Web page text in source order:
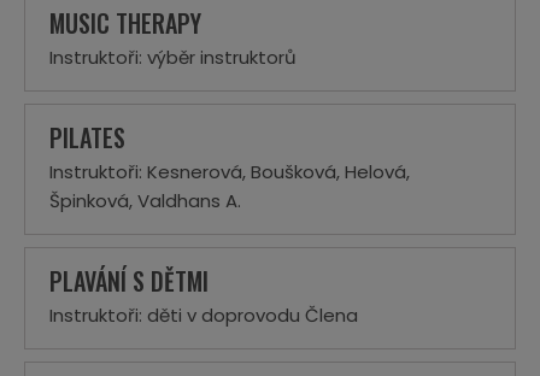
MUSIC THERAPY
Instruktoři: výběr instruktorů
PILATES
Instruktoři: Kesnerová, Boušková, Helová,
Špinková, Valdhans A.
PLAVÁNÍ S DĚTMI
Instruktoři: děti v doprovodu Člena